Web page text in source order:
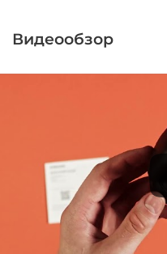
Видеообзор